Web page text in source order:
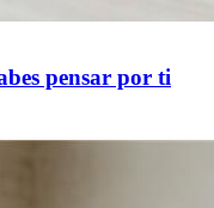
pensar por ti